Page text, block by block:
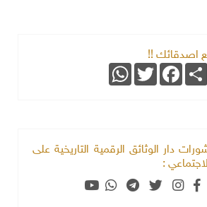
اصدقائك !!
Facebook
Twitter
WhatsApp
دار الوثائق الرقمية التاريخية على
: